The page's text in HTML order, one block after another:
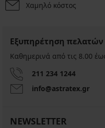
Χαμηλό κόστος
Εξυπηρέτηση πελατών
Καθημερινά από τις 8.00
211 234 1244
info@astratex.gr
NEWSLETTER